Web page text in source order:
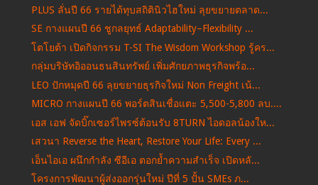
PLUS ลั่นปี 66 รายได้ทุบสถิตินิวไฮใหม่ ลุยขยายตลาด...
SE กางแผนปี 66 ชูกลยุทธ์ Adaptability–Flexibility ...
โตโยต้า เปิดกิจกรรม T-SI The Wisdom Workshop รู้คร...
กลุ่มบริษัทอิออนธนสินทรัพย์ เพิ่มศักยภาพธุรกิจพร้อ...
LEO ปักหมุดปี 66 ลุยขยายธุรกิจใหม่ Non Freight เน้...
MICRO กางแผนปี 66 พอร์ตสินเชื่อแตะ 5,500-5,800 ลบ....
เอส เอฟ จัดบิ๊กเซอร์ไพรซ์ต้อนรับ 8TURN ไอดอลน้องให...
เสวนา Reverse the Heart, Restore Your Life: Every ...
เอ็นไอเอ ผนึกกำลัง ซีอีเอ ตอกย้ำความสำเร็จ เปิดหลั...
โครงการพัฒนาผู้ส่งออกรุ่นใหม่ ปีที่ 5 ปั้น SMEs ภ...